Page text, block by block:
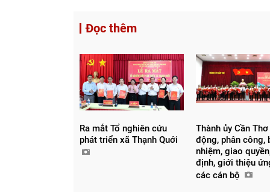
Đọc thêm
Ra mắt Tổ nghiên cứu
phát triển xã Thạnh Quới
Thành ủy Cần
động, phân công,
nhiệm, giao
định, giới thiệu
các cán bộ